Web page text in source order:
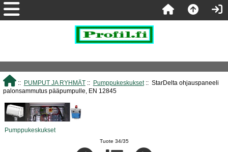
:: PUMPUT JA RYHMÄT:: Pumppukeskukset:: StarDelta ohjauspaneeli
palonsammutus pääpumpulle, EN 12845
Pumppukeskukset
Tuote 34/35